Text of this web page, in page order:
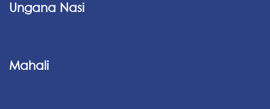
Ungana Nasi
Mahali